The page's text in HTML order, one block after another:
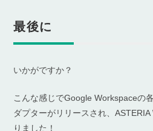
最後に
いかがですか？
こんな感じでGoogle Workspaceの
ダプターがリリースされ、
りました！